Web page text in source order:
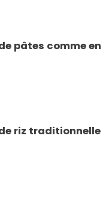
pâtes comme en
riz traditionnelle